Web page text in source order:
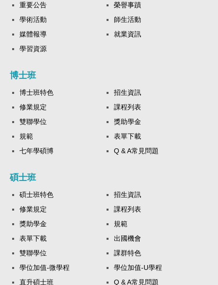
重要公告
榮譽事蹟
學術活動
師生活動
媒體報導
就業資訊
學習資源
博士班
博士班特色
招生資訊
修業規定
課程列表
雙聯學位
獎助學金
規範
表單下載
七年學碩博
Q & A常見問題
碩士班
碩士班特色
招生資訊
修業規定
課程列表
獎助學金
規範
表單下載
出國機會
雙聯學位
課群特色
學位加值-微學程
學位加值-U學程
直升碩士班
Q & A常見問題